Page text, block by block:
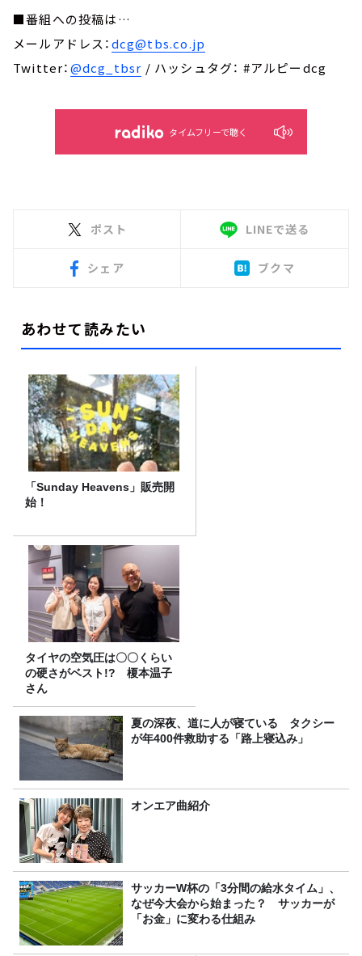
■番組への投稿は…
メールアドレス：dcg@tbs.co.jp
Twitter：@dcg_tbsr / ハッシュタグ： #アルピーdcg
タイムフリーで聴く
ポスト LINEで送る
シェア ブクマ
あわせて読みたい
「Sunday Heavens」販売開
始！
タイヤの空気圧は〇〇くらい
の硬さがベスト!? 榎本温子
さん
夏の深夜、道に人が寝ている タクシー
が年400件救助する「路上寝込み」
オンエア曲紹介
サッカーW杯の「3分間の給水タイム」、
なぜ今大会から始まった？ サッカーが
「お金」に変わる仕組み